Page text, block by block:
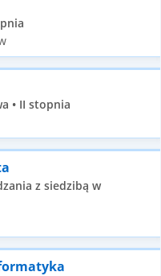
• II stopnia
z siedzibą w